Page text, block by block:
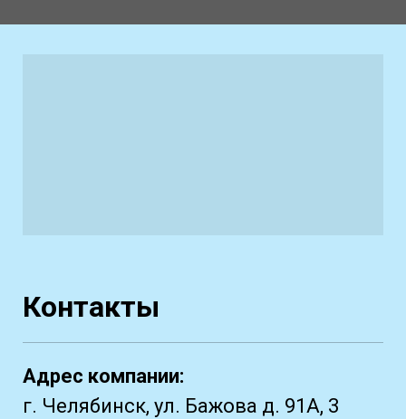
Контакты
Адрес компании:
г. Челябинск, ул. Бажова д. 91А, 3